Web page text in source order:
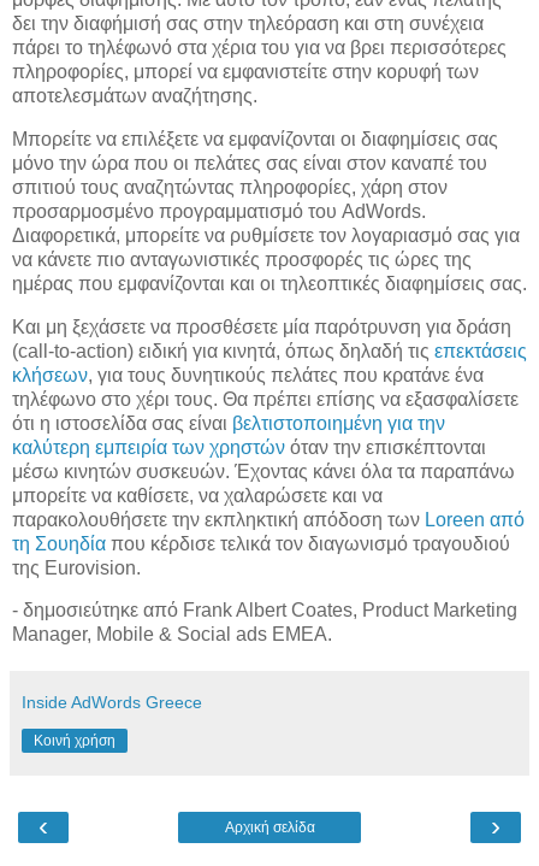
δει την διαφήμισή σας στην τηλεόραση και στη συνέχεια
πάρει το τηλέφωνό στα χέρια του για να βρει περισσότερες
πληροφορίες, μπορεί να εμφανιστείτε στην κορυφή των
αποτελεσμάτων αναζήτησης.
Μπορείτε να επιλέξετε να εμφανίζονται οι διαφημίσεις σας
μόνο την ώρα που οι πελάτες σας είναι στον καναπέ του
σπιτιού τους αναζητώντας πληροφορίες, χάρη στον
προσαρμοσμένο προγραμματισμό του AdWords.
Διαφορετικά, μπορείτε να ρυθμίσετε τον λογαριασμό σας για
να κάνετε πιο ανταγωνιστικές προσφορές τις ώρες της
ημέρας που εμφανίζονται και οι τηλεοπτικές διαφημίσεις σας.
Και μη ξεχάσετε να προσθέσετε μία παρότρυνση για δράση
(call-to-action) ειδική για κινητά, όπως δηλαδή τις επεκτάσεις
κλήσεων, για τους δυνητικούς πελάτες που κρατάνε ένα
τηλέφωνο στο χέρι τους. Θα πρέπει επίσης να εξασφαλίσετε
ότι η ιστοσελίδα σας είναι βελτιστοποιημένη για την
καλύτερη εμπειρία των χρηστών όταν την επισκέπτονται
μέσω κινητών συσκευών. Έχοντας κάνει όλα τα παραπάνω
μπορείτε να καθίσετε, να χαλαρώσετε και να
παρακολουθήσετε την εκπληκτική απόδοση των Loreen από
τη Σουηδία που κέρδισε τελικά τον διαγωνισμό τραγουδιού
της Eurovision.
- δημοσιεύτηκε από Frank Albert Coates, Product Marketing
Manager, Mobile & Social ads EMEA.
Inside AdWords Greece
Κοινή χρήση
‹ ›
Αρχική σελίδα